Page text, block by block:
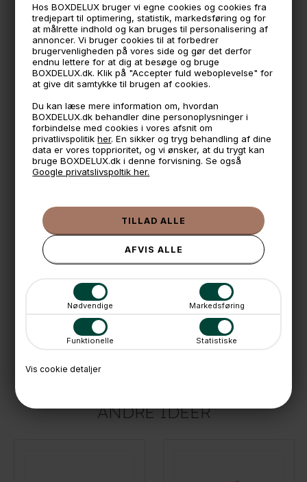
Hos BOXDELUX bruger vi egne cookies og cookies fra
tredjepart til optimering, statistik, markedsføring og for
at målrette indhold og kan bruges til personalisering af
annoncer. Vi bruger cookies til at forbedrer
brugervenligheden på vores side og gør det derfor
endnu lettere for at dig at besøge og bruge
BOXDELUX.dk. Klik på "Accepter fuld weboplevelse" for
at give dit samtykke til brugen af cookies.
Du kan læse mere information om, hvordan
BOXDELUX.dk behandler dine personoplysninger i
forbindelse med cookies i vores afsnit om
privatlivspolitikher. En sikker og tryg behandling af dine
data er vores topprioritet, og vi ønsker, at du trygt kan
bruge BOXDELUX.dk i denne forvisning. Se også
Google privatslivspoltik her.
Nødvendige Markedsføring
Funktionelle Statistiske
Vis cookie detaljer
Kassen er perfekt til opbevaring på badeværelset såvel
som stuen og køkkenet.
Alle Aykasa foldekasser er:
*Fødevaregodkendte
*Kan gå i opvaskemaskine
*Kan bruges udendørs og indendørs
*Stabelbare
*Lavet af PP plast som er let at genanvende
*Produceret i Tyrkiet
Måler:
40 x 30 cm.
14 cm. høj
🕚 Bestil inden 11 & vi sender samme dag på hverdage
🧺 Kan du lægge varen i kurven, er den på lager
🌟 4,9 med over 1200 anmeldelser ★★★★★
📦 Fragtfri v. køb over 999,- ellers fra 49,- med GLS
💳 Betal med
📱 Kundeservice 50446800 (9-12)
ANDRE IDÉER